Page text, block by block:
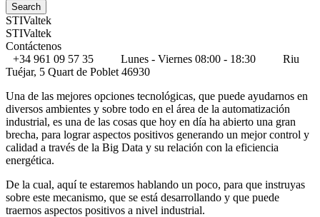
STIValtek
STIValtek
Contáctenos
+34 961 09 57 35
Lunes - Viernes 08:00 - 18:30
Riu
Tuéjar, 5 Quart de Poblet 46930
Una de las mejores opciones tecnológicas, que puede ayudarnos en
diversos ambientes y sobre todo en el área de la automatización
industrial, es una de las cosas que hoy en día ha abierto una gran
brecha, para lograr aspectos positivos generando un mejor control y
calidad a través de la Big Data y su relación con la eficiencia
energética.
De la cual, aquí te estaremos hablando un poco, para que instruyas
sobre este mecanismo, que se está desarrollando y que puede
traernos aspectos positivos a nivel industrial.